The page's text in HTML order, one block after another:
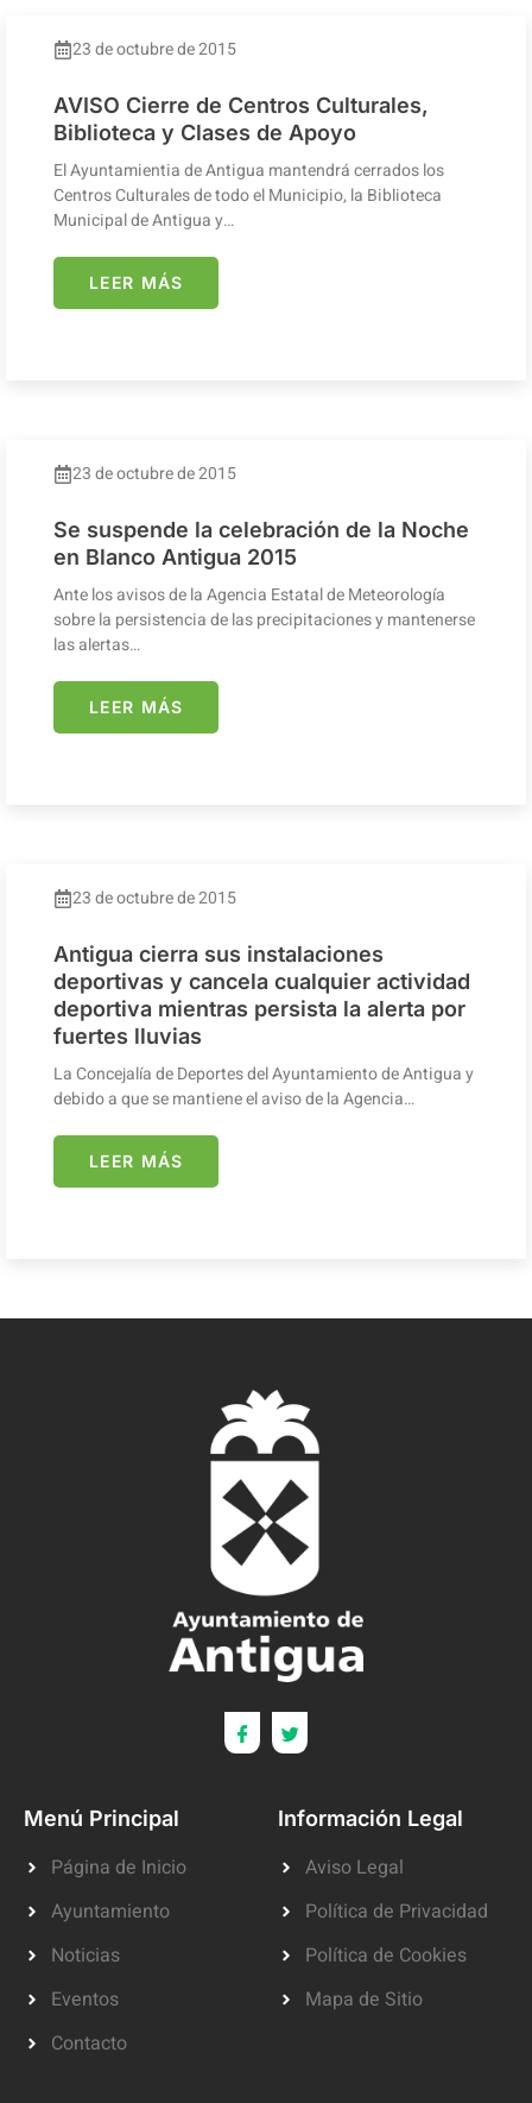
23 de octubre de 2015
AVISO Cierre de Centros Culturales,
Biblioteca y Clases de Apoyo
El Ayuntamientia de Antigua mantendrá cerrados los
Centros Culturales de todo el Municipio, la Biblioteca
Municipal de Antigua y…
LEER MÁS
23 de octubre de 2015
Se suspende la celebración de la Noche
en Blanco Antigua 2015
Ante los avisos de la Agencia Estatal de Meteorología
sobre la persistencia de las precipitaciones y mantenerse
las alertas…
LEER MÁS
23 de octubre de 2015
Antigua cierra sus instalaciones
deportivas y cancela cualquier actividad
deportiva mientras persista la alerta por
fuertes lluvias
La Concejalía de Deportes del Ayuntamiento de Antigua y
debido a que se mantiene el aviso de la Agencia…
LEER MÁS
Menú Principal
Página de Inicio
Ayuntamiento
Noticias
Eventos
Contacto
Información Legal
Aviso Legal
Política de Privacidad
Política de Cookies
Mapa de Sitio